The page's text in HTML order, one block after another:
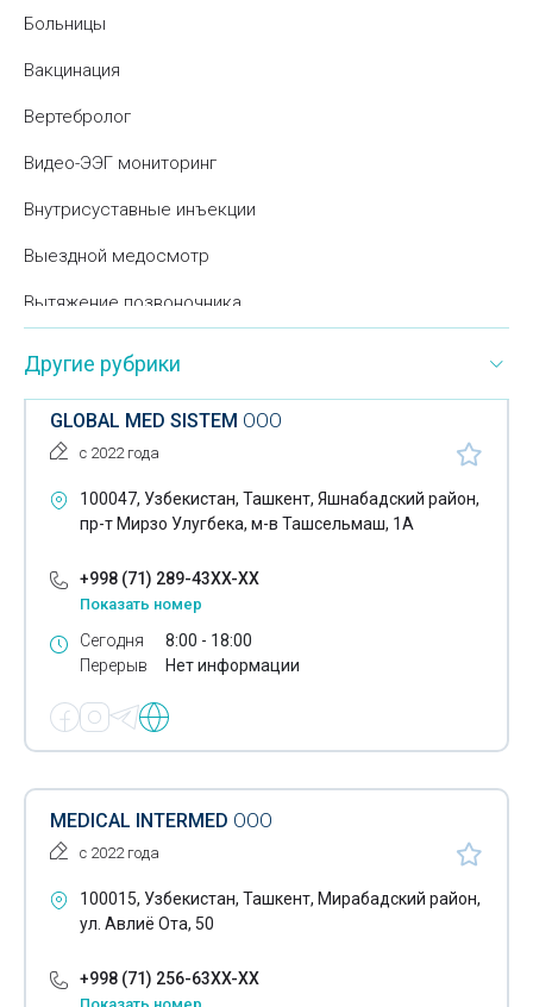
Больницы
Вакцинация
Вертебролог
Видео-ЭЭГ мониторинг
Внутрисуставные инъекции
Выездной медосмотр
Вытяжение позвоночника
Гастроскопия
Гинекология
Гирудотерапия
Гистологические исследования
Гормональные исследования
Дерматология
Диспансеры
Допплерография
Лечение зоба
Иглотерапия
Иммунофлюоресцентные исследования
Инфузионные растворы
Другие рубрики
GLOBAL MED SISTEM ООО
с 2022 года
100047, Узбекистан, Ташкент, Яшнабадский район,
пр-т Мирзо Улугбека, м-в Ташсельмаш, 1А
+998 (71) 289-43XX-XX
Показать номер
Сегодня
Перерыв
8:00 - 18:00
Нет информации
MEDICAL INTERMED ООО
с 2022 года
100015, Узбекистан, Ташкент, Мирабадский район,
ул. Авлиё Ота, 50
+998 (71) 256-63XX-XX